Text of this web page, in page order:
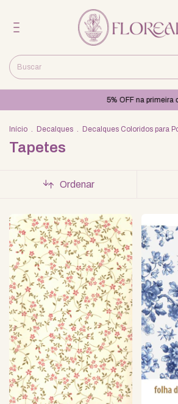
5% OFF na primeira compra com o cupom:
Início . Decalques . Decalques Coloridos para
Tapetes
Ordenar